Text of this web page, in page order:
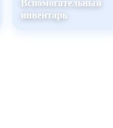
Вспомогательный
инвентарь